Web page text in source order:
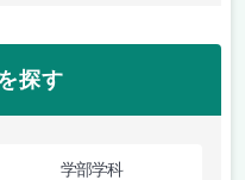
探す
学部学科